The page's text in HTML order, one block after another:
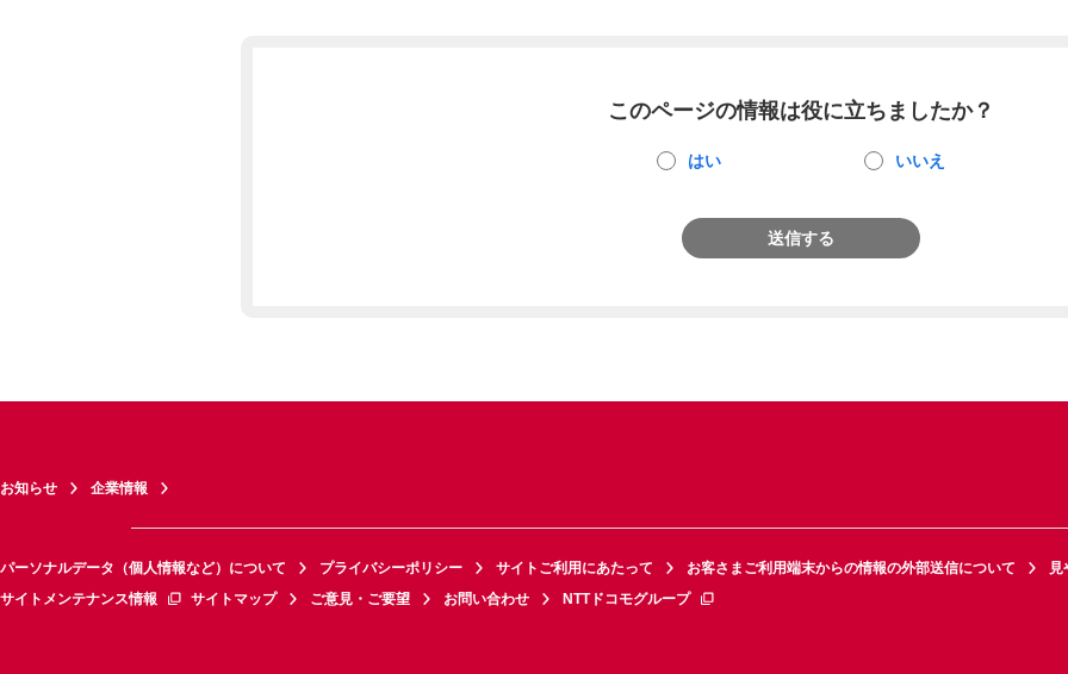
このページの情報は役に立ちましたか？
はい いいえ
送信する
お知らせ 企業情報
パーソナルデータ（個人情報など）について プライバシーポリシー サイトご利用にあたって お客さまご利用端末からの情報の外部送信について
見
サイトメンテナンス情報
サイトマップ ご意見・ご要望 お問い合わせ NTTドコモグループ